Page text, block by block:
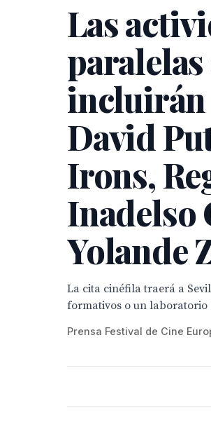
Las
incluirán
David
Irons,
Inadelso
Yolande
La cita cinéfila traerá a
formativos o un
Prensa Festival de Cine